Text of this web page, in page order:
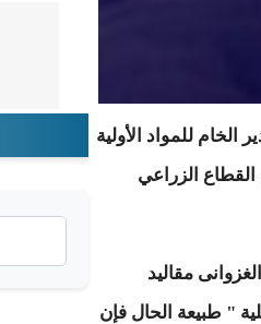
للمواد الأولية
الزراعي
مقاليد
" طبيعة الحال فإن
‏بحث ‏